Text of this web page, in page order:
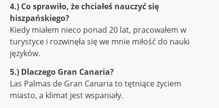
4.) Co sprawiło, że chciałeś nauczyć się
hiszpańskiego?
Kiedy miałem nieco ponad 20 lat, pracowałem w
turystyce i rozwinęła się we mnie miłość do nauki
języków.
5.) Dlaczego Gran Canaria?
Las Palmas de Gran Canaria to tętniące życiem
miasto, a klimat jest wspaniały.